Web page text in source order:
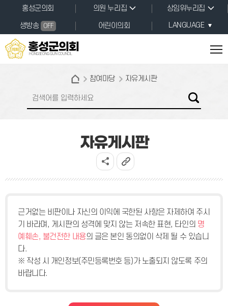
본문바로가기
홍성군의회 의원 누리집
상임위누리집
생방송
OFF 어린이의회 LANGUAGE
홍성군의회
HONGSEONG GUN COUNCIL
참여마당 자유게시판
자유게시판
근거없는 비판이나 자신의 이익에 국한된 사항은 자제하여 주시
기 바라며, 게시판의 성격에 맞지 않는 저속한 표현, 타인의 명
예훼손, 불건전한 내용의 글은 본인 동의없이 삭제 될 수 있습니
다.
※ 작성 시 개인정보(주민등록번호 등)가 노출되지 않도록 주의
바랍니다.